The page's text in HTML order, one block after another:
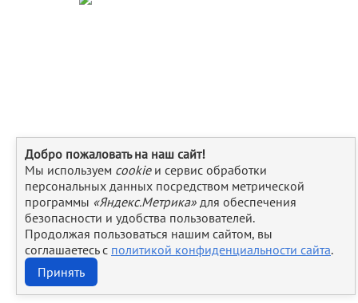
Молочник "Vintage" 60мл. фарфор By Bone
Добро пожаловать на наш сайт!
Мы используем cookieи сервис обработки
персональных данных посредством метрической
программы «Яндекс.Метрика» для обеспечения
безопасности и удобства пользователей.
Продолжая пользоваться нашим сайтом, вы
соглашаетесь с политикой конфиденциальности сайта.
Принять